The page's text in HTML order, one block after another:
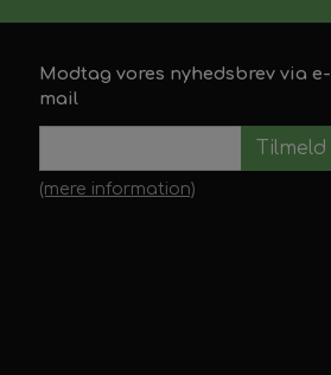
Modtag vores nyhedsbrev via e-
mail
Tilmeld
(mere information)